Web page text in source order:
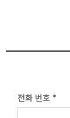
전화 번호 *